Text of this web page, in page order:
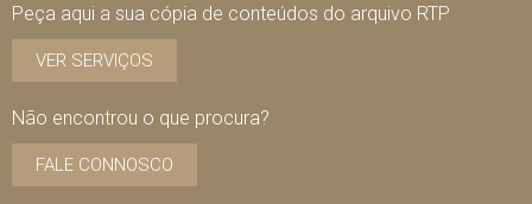
Peça aqui a sua cópia de conteúdos do arquivo RTP
VER SERVIÇOS
Não encontrou o que procura?
FALE CONNOSCO